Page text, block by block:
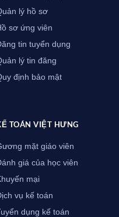
lý hồ sơ
sơ ứng viên
tin tuyển dụng
lý tin đăng
định bảo mật
TOÁN VIỆT HƯNG
mặt giáo viên
giá của học viên
mại
vụ kế toán
dụng kế toán